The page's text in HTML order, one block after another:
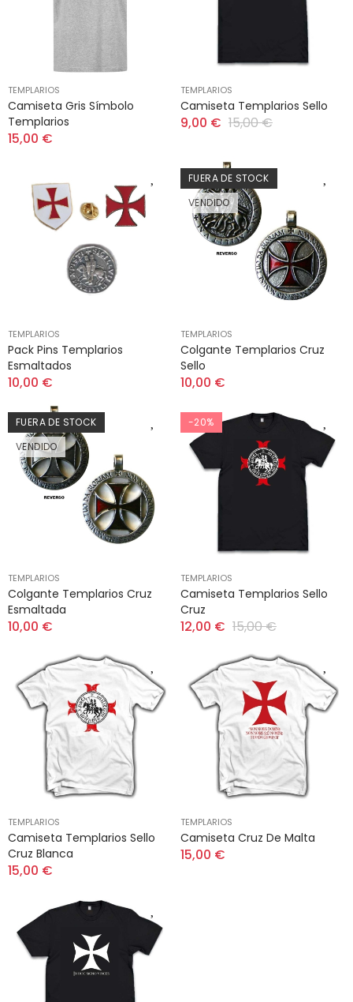
TEMPLARIOS
Camiseta Gris Símbolo
Templarios
15,00 €
TEMPLARIOS
Camiseta Templarios Sello
9,00 € 15,00 €
TEMPLARIOS
Pack Pins Templarios
Esmaltados
10,00 €
FUERA DE STOCK
VENDIDO
TEMPLARIOS
Colgante Templarios Cruz
Sello
10,00 €
FUERA DE STOCK
VENDIDO
TEMPLARIOS
Colgante Templarios Cruz
Esmaltada
10,00 €
-20%
TEMPLARIOS
Camiseta Templarios Sello
Cruz
12,00 € 15,00 €
TEMPLARIOS
Camiseta Templarios Sello
Cruz Blanca
15,00 €
TEMPLARIOS
Camiseta Cruz De Malta
15,00 €